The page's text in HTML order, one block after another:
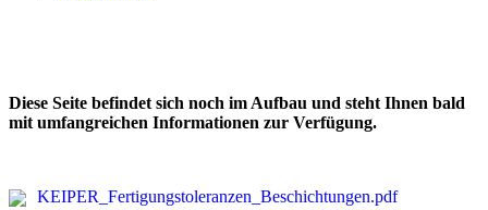
Diese Seite befindet sich noch im Aufbau und steht Ihnen bald
mit umfangreichen Informationen zur Verfügung.
KEIPER_Fertigungstoleranzen_Beschichtungen.pdf